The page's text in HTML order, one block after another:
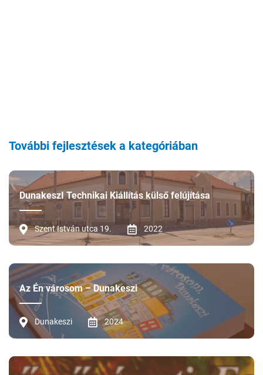
További fejlesztések a kategóriában
DunakeszI Technikai Kiállítás külső felújítása
Szent István utca 19. 2022
Az Én városom – Dunakeszi
Dunakeszi 2024